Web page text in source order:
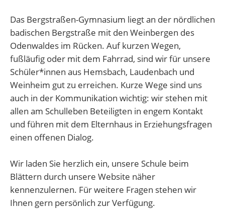
Das Bergstraßen-Gymnasium liegt an der nördlichen
badischen Bergstraße mit den Weinbergen des
Odenwaldes im Rücken. Auf kurzen Wegen,
fußläufig oder mit dem Fahrrad, sind wir für unsere
Schüler*innen aus Hemsbach, Laudenbach und
Weinheim gut zu erreichen. Kurze Wege sind uns
auch in der Kommunikation wichtig: wir stehen mit
allen am Schulleben Beteiligten in engem Kontakt
und führen mit dem Elternhaus in Erziehungsfragen
einen offenen Dialog.
Wir laden Sie herzlich ein, unsere Schule beim
Blättern durch unsere Website näher
kennenzulernen. Für weitere Fragen stehen wir
Ihnen gern persönlich zur Verfügung.